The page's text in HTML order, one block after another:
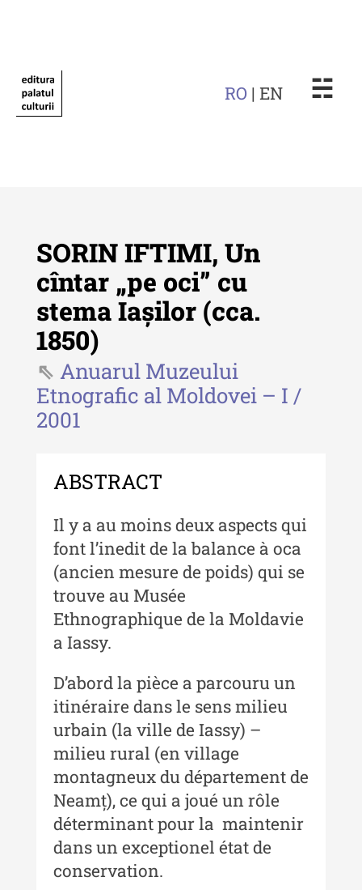
RO | EN ☵
Revista "Cercetări istorice"
Revista "Cercetări istorice" - XLIV
- 2025
Revista "Cercetări istorice" - XLIII
- 2024
Buletinul ”Ioan Neculce” al Muzeului
de Istorie a Moldovei
Buletinul ”Ioan Neculce” al
Muzeului de Istorie a Moldovei -
XXIV / 2018
Muzeului de Istorie a Moldovei -
XXIII / 2017
Buletinul ”Ioan Neculce” al
Muzeului de Istorie a Moldovei -
XXII / 2016
Indexul Complet
Anuarul Muzeului Etnografic al
Moldovei
SORIN IFTIMI, Un
cîntar „pe oci” cu
stema Iașilor (cca.
1850)
Anuarul Muzeului
Etnografic al Moldovei – I /
2001
ABSTRACT
Il y a au moins deux aspects qui
font l’inedit de la balance à oca
(ancien mesure de poids) qui se
trouve au Musée
Ethnographique de la Moldavie
a Iassy.
D’abord la pièce a parcouru un
itinéraire dans le sens milieu
urbain (la ville de Iassy) –
milieu rural (en village
montagneux du département de
Neamț), ce qui a joué un rôle
déterminant pour la maintenir
dans un exceptionel état de
conservation.